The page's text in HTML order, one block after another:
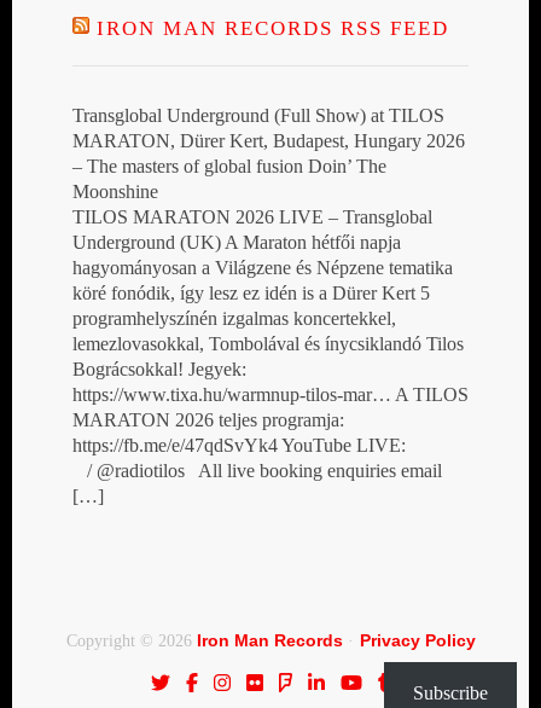
IRON MAN RECORDS RSS FEED
Transglobal Underground (Full Show) at TILOS
MARATON, Dürer Kert, Budapest, Hungary 2026
– The masters of global fusion Doin’ The
Moonshine
TILOS MARATON 2026 LIVE – Transglobal
Underground (UK) A Maraton hétfői napja
hagyományosan a Világzene és Népzene tematika
köré fonódik, így lesz ez idén is a Dürer Kert 5
programhelyszínén izgalmas koncertekkel,
lemezlovasokkal, Tombolával és ínycsiklandó Tilos
Bográcsokkal! Jegyek:
https://www.tixa.hu/warmnup-tilos-mar… A TILOS
MARATON 2026 teljes programja:
https://fb.me/e/47qdSvYk4 YouTube LIVE:
/ @radiotilos All live booking enquiries email
[…]
Copyright © 2026 Iron Man Records· Privacy Policy
Subscribe